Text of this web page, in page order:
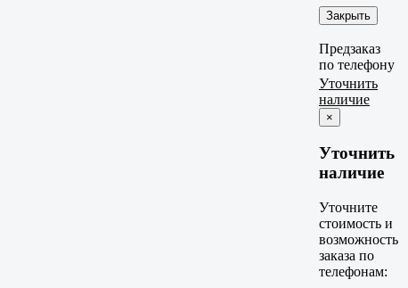
Закрыть
Предзаказ
по телефону
Уточнить
наличие
×
Уточнить
наличие
Уточните
стоимость и
возможность
заказа по
телефонам: